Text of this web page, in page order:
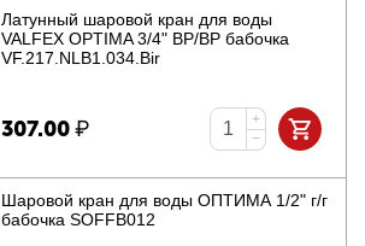
Латунный шаровой кран для воды
VALFEX OPTIMA 3/4" ВР/ВР бабочка
VF.217.NLB1.034.Bir
307.00₽
+
−
Шаровой кран для воды ОПТИМА 1/2" г/г
бабочка SOFFB012